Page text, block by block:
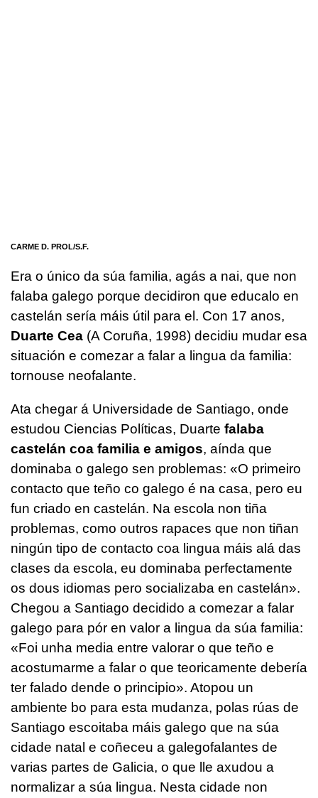
CARME D. PROL/S.F.
Era o único da súa familia, agás a nai, que non
falaba galego porque decidiron que educalo en
castelán sería máis útil para el. Con 17 anos,
Duarte Cea (A Coruña, 1998) decidiu mudar esa
situación e comezar a falar a lingua da familia:
tornouse neofalante.
Ata chegar á Universidade de Santiago, onde
estudou Ciencias Políticas, Duarte falaba
castelán coa familia e amigos, aínda que
dominaba o galego sen problemas: «O primeiro
contacto que teño co galego é na casa, pero eu
fun criado en castelán. Na escola non tiña
problemas, como outros rapaces que non tiñan
ningún tipo de contacto coa lingua máis alá das
clases da escola, eu dominaba perfectamente
os dous idiomas pero socializaba en castelán».
Chegou a Santiago decidido a comezar a falar
galego para pór en valor a lingua da súa familia:
«Foi unha media entre valorar o que teño e
acostumarme a falar o que teoricamente debería
ter falado dende o principio». Atopou un
ambiente bo para esta mudanza, polas rúas de
Santiago escoitaba máis galego que na súa
cidade natal e coñeceu a galegofalantes de
varias partes de Galicia, o que lle axudou a
normalizar a súa lingua. Nesta cidade non